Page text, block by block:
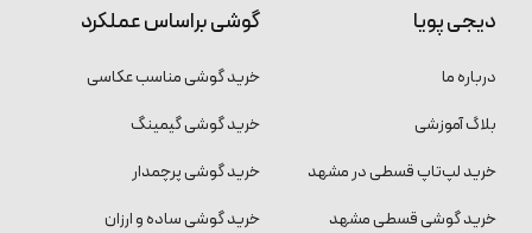
دیجی پویا
درباره ما
بلاگ آموزشی
خرید لپ‌تاپ قسطی در مشهد
خرید گوشی قسطی مشهد
گوشی براساس عملکرد
خرید گوشی مناسب عکاسی
خرید گوشی گیمینگ
خرید گوشی پرچمدار
خرید گوشی ساده و ارزان